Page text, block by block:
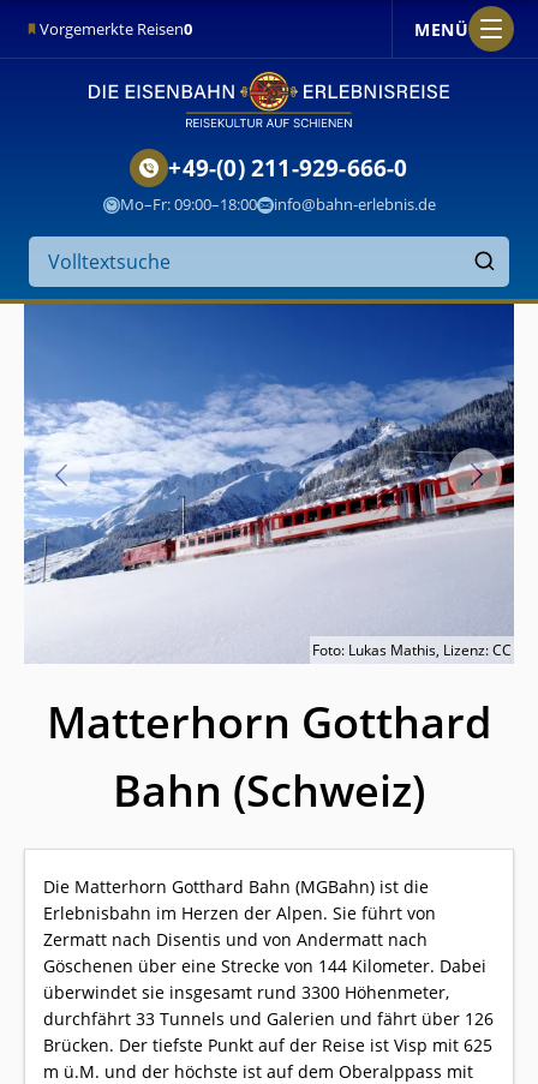
Vorgemerkte Reisen0 MENÜ
Suche
auf
der
Finden
+49-(0) 211-929-666-0
Mo–Fr: 09:00–18:00 info@bahn-erlebnis.de
Gotthard
Bahn
(Schweiz)
Foto: Lukas Mathis, Lizenz: CC
Matterhorn Gotthard
Bahn (Schweiz)
Die Matterhorn Gotthard Bahn (MGBahn) ist die
Erlebnisbahn im Herzen der Alpen. Sie führt von
Zermatt nach Disentis und von Andermatt nach
Göschenen über eine Strecke von 144 Kilometer. Dabei
überwindet sie insgesamt rund 3300 Höhenmeter,
durchfährt 33 Tunnels und Galerien und fährt über 126
Brücken. Der tiefste Punkt auf der Reise ist Visp mit 625
m ü.M. und der höchste ist auf dem Oberalppass mit